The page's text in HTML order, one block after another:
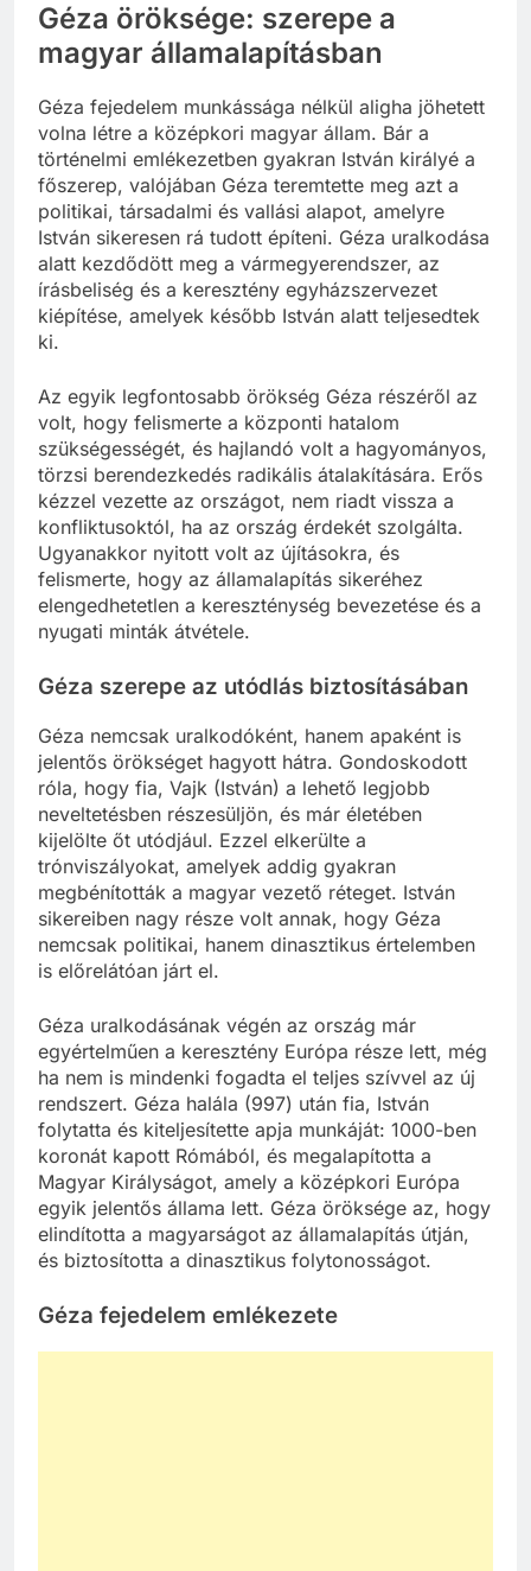
Géza öröksége: szerepe a
magyar államalapításban
Géza fejedelem munkássága nélkül aligha jöhetett
volna létre a középkori magyar állam. Bár a
történelmi emlékezetben gyakran István királyé a
főszerep, valójában Géza teremtette meg azt a
politikai, társadalmi és vallási alapot, amelyre
István sikeresen rá tudott építeni. Géza uralkodása
alatt kezdődött meg a vármegyerendszer, az
írásbeliség és a keresztény egyházszervezet
kiépítése, amelyek később István alatt teljesedtek
ki.
Az egyik legfontosabb örökség Géza részéről az
volt, hogy felismerte a központi hatalom
szükségességét, és hajlandó volt a hagyományos,
törzsi berendezkedés radikális átalakítására. Erős
kézzel vezette az országot, nem riadt vissza a
konfliktusoktól, ha az ország érdekét szolgálta.
Ugyanakkor nyitott volt az újításokra, és
felismerte, hogy az államalapítás sikeréhez
elengedhetetlen a kereszténység bevezetése és a
nyugati minták átvétele.
Géza szerepe az utódlás biztosításában
Géza nemcsak uralkodóként, hanem apaként is
jelentős örökséget hagyott hátra. Gondoskodott
róla, hogy fia, Vajk (István) a lehető legjobb
neveltetésben részesüljön, és már életében
kijelölte őt utódjául. Ezzel elkerülte a
trónviszályokat, amelyek addig gyakran
megbénították a magyar vezető réteget. István
sikereiben nagy része volt annak, hogy Géza
nemcsak politikai, hanem dinasztikus értelemben
is előrelátóan járt el.
Géza uralkodásának végén az ország már
egyértelműen a keresztény Európa része lett, még
ha nem is mindenki fogadta el teljes szívvel az új
rendszert. Géza halála (997) után fia, István
folytatta és kiteljesítette apja munkáját: 1000-ben
koronát kapott Rómából, és megalapította a
Magyar Királyságot, amely a középkori Európa
egyik jelentős állama lett. Géza öröksége az, hogy
elindította a magyarságot az államalapítás útján,
és biztosította a dinasztikus folytonosságot.
Géza fejedelem emlékezete